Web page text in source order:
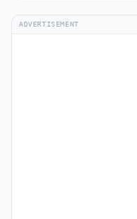
ADVERTISEMENT